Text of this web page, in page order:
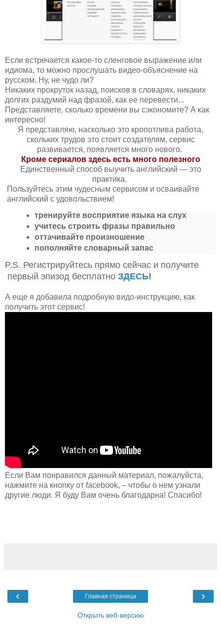
Если встречается какое-то сленговое выражение или
идиома, то можно прослушать видео-объяснение на
русском. Ну, не чудо ли?
Никаких прокруток назад, поисков в словарях, никаких
долгих раздумий над фразой, как ее перевести...
Представляете, сколько времени вы сэкономите? А как
интересно!
Я представляю, насколько это кропотлива работа,
скольких трудов это стоит создателям, сервис
развивается, появляется много нового.
Кроме сериалов здесь есть много полезного
Единственный способ выучить английский — это
практика.
Пользуйтесь этим чудесным сервисом и осваивайте
английский с удовольствием!
тренируйте восприятие языка на слух
учитесь строить фразы правильно
оттачивайте произношение
пополняйте словарный запас
P.S. Регистрируйтесь прямо сейчас и получите
первый эпизод бесплатно ЗДЕСЬ!
А еще я добавила подробную видо-инструкцию, как
получить этот сервис!
Если Вам понравился данный материал, пожалуйста,
нажмите на кнопку от facebook, – чтобы о нем узнали
другие люди. Я буду Вам очень благодарна! Спасибо!
‹ ›
Главная страница
Открыть веб-версию